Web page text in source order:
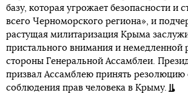
базу, которая угрожает безопасности и
всего Черноморского региона», и
растущая милитаризация Крыма
пристального внимания и немедленной
стороны Генеральной Ассамблеи.
призвал Ассамблею принять резолюцию
соблюдения прав человека в Крыму.